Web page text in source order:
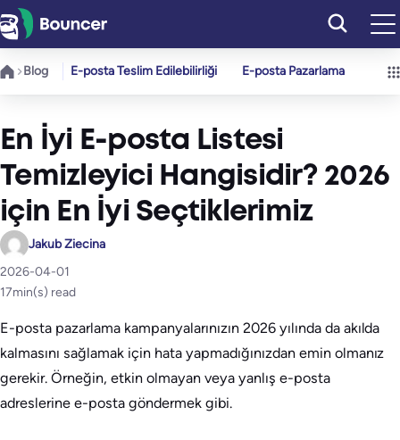
İçeriğe
geç
Blog E-posta Teslim Edilebilirliği E-posta Pazarlama
En İyi E-posta Listesi
Temizleyici Hangisidir? 2026
için En İyi Seçtiklerimiz
Jakub Ziecina
2026-04-01
17min(s) read
E-posta pazarlama kampanyalarınızın 2026 yılında da akılda
kalmasını sağlamak için hata yapmadığınızdan emin olmanız
gerekir. Örneğin, etkin olmayan veya yanlış e-posta
adreslerine e-posta göndermek gibi.